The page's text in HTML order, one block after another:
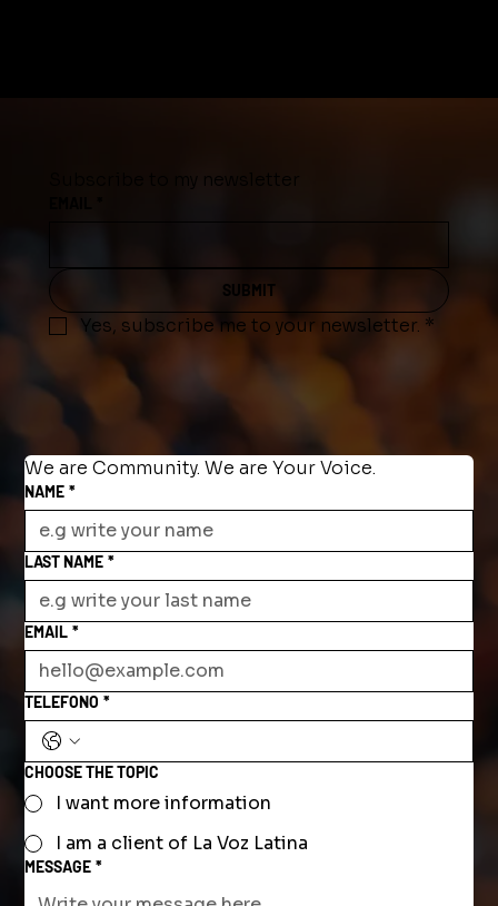
Subscribe to my newsletter
SUBMIT
Yes, subscribe me to your newsletter. *
We are Community. We are Your Voice.
NAME *
LAST NAME *
EMAIL *
TELEFONO *
CHOOSE THE TOPIC
I want more information
I am a client of La Voz Latina
MESSAGE *